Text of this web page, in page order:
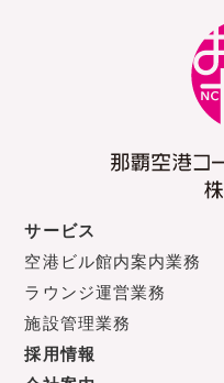
サービス
空港ビル館内案内業務
ラウンジ運営業務
施設管理業務
採用情報